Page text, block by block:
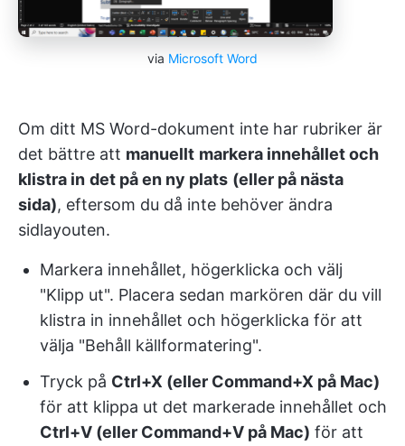
via Microsoft Word
Om ditt MS Word-dokument inte har rubriker är
det bättre att manuellt markera innehållet och
klistra in det på en ny plats (eller på nästa
sida), eftersom du då inte behöver ändra
sidlayouten.
Markera innehållet, högerklicka och välj
"Klipp ut". Placera sedan markören där du vill
klistra in innehållet och högerklicka för att
välja "Behåll källformatering".
Tryck på Ctrl+X (eller Command+X på Mac)
för att klippa ut det markerade innehållet och
Ctrl+V (eller Command+V på Mac) för att